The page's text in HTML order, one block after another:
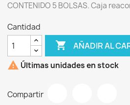
CONTENIDO 5 BOLSAS. Caja
Cantidad
 AÑADIR AL
 Últimas unidades en stock
Compartir